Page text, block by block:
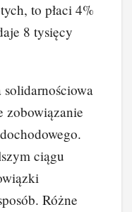
to płaci 4%
8 tysięcy
zobowiązanie
ciągu
Różne